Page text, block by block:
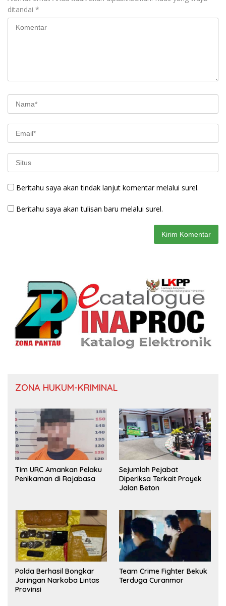
ditandai *
Beritahu saya akan tindak lanjut komentar melalui surel.
Beritahu saya akan tulisan baru melalui surel.
ZONA HUKUM-KRIMINAL
Tim URC Amankan Pelaku
Penikaman di Rajabasa
Sejumlah Pejabat
Diperiksa Terkait Proyek
Jalan Beton
Polda Berhasil Bongkar
Jaringan Narkoba Lintas
Provinsi
Team Crime Fighter Bekuk
Terduga Curanmor